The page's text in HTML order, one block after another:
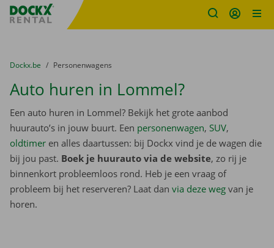
Fratello DEMO
U bevindt zich hier:
van
Dockx.be naar
Personenwagens
Auto huren in Lommel?
Een auto huren in Lommel? Bekijk het grote aanbod
huurauto’s in jouw buurt. Een personenwagen, SUV,
oldtimer en alles daartussen: bij Dockx vind je de wagen die
bij jou past. Boek je huurauto via de website, zo rij je
binnenkort probleemloos rond. Heb je een vraag of
probleem bij het reserveren? Laat dan via deze weg van je
horen.